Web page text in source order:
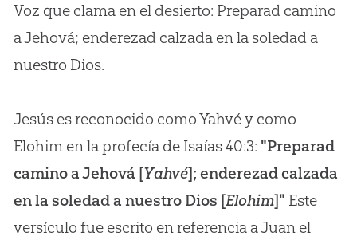
Voz que clama en el desierto: Preparad camino
a Jehová; enderezad calzada en la soledad a
nuestro Dios.
Jesús es reconocido como Yahvé y como
Elohim en la profecía de Isaías 40:3: "Preparad
camino a Jehová [Yahvé]; enderezad calzada
en la soledad a nuestro Dios [Elohim]" Este
versículo fue escrito en referencia a Juan el